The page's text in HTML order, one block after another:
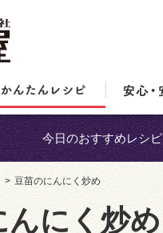
今日のおすすめレシピ
> 豆苗のにんにく炒め
んにく炒め